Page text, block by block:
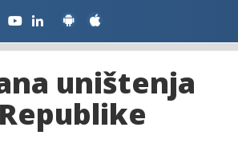
uništenja